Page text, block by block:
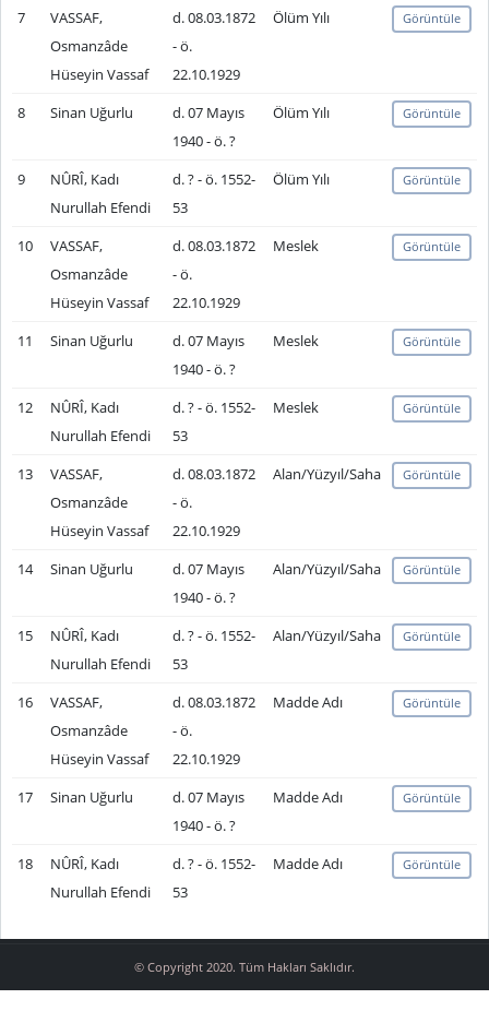
7
VASSAF,
Osmanzâde
Hüseyin Vassaf
d. 08.03.1872
- ö.
22.10.1929
Ölüm Yılı Görüntüle
8 Sinan Uğurlu
d. 07 Mayıs
1940 - ö. ?
Ölüm Yılı Görüntüle
9
NÛRÎ, Kadı
Nurullah Efendi
d. ? - ö. 1552-
53
Ölüm Yılı Görüntüle
10
VASSAF,
Osmanzâde
Hüseyin Vassaf
d. 08.03.1872
- ö.
22.10.1929
Meslek Görüntüle
11 Sinan Uğurlu
d. 07 Mayıs
1940 - ö. ?
Meslek Görüntüle
12
NÛRÎ, Kadı
Nurullah Efendi
d. ? - ö. 1552-
53
Meslek Görüntüle
13
VASSAF,
Osmanzâde
Hüseyin Vassaf
d. 08.03.1872
- ö.
22.10.1929
Alan/Yüzyıl/Saha Görüntüle
14 Sinan Uğurlu
d. 07 Mayıs
1940 - ö. ?
Alan/Yüzyıl/Saha Görüntüle
15
NÛRÎ, Kadı
Nurullah Efendi
d. ? - ö. 1552-
53
Alan/Yüzyıl/Saha Görüntüle
16
VASSAF,
Osmanzâde
Hüseyin Vassaf
d. 08.03.1872
- ö.
22.10.1929
Madde Adı Görüntüle
17 Sinan Uğurlu
d. 07 Mayıs
1940 - ö. ?
Madde Adı Görüntüle
18
NÛRÎ, Kadı
Nurullah Efendi
d. ? - ö. 1552-
53
Madde Adı Görüntüle
© Copyright 2020. Tüm Hakları Saklıdır.